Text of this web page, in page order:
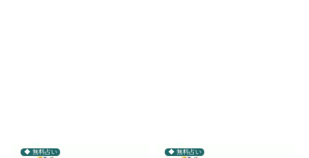
◆ 無料占い ◆ 無料占い